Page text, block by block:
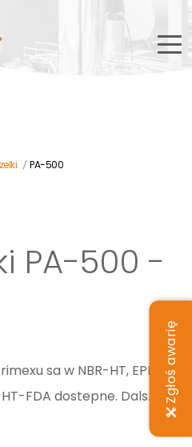
/ PA-500
PA-500 -
sa w NBR-HT, EPDM-
FDA dostepne. Dalsze
Zgłoś awarię